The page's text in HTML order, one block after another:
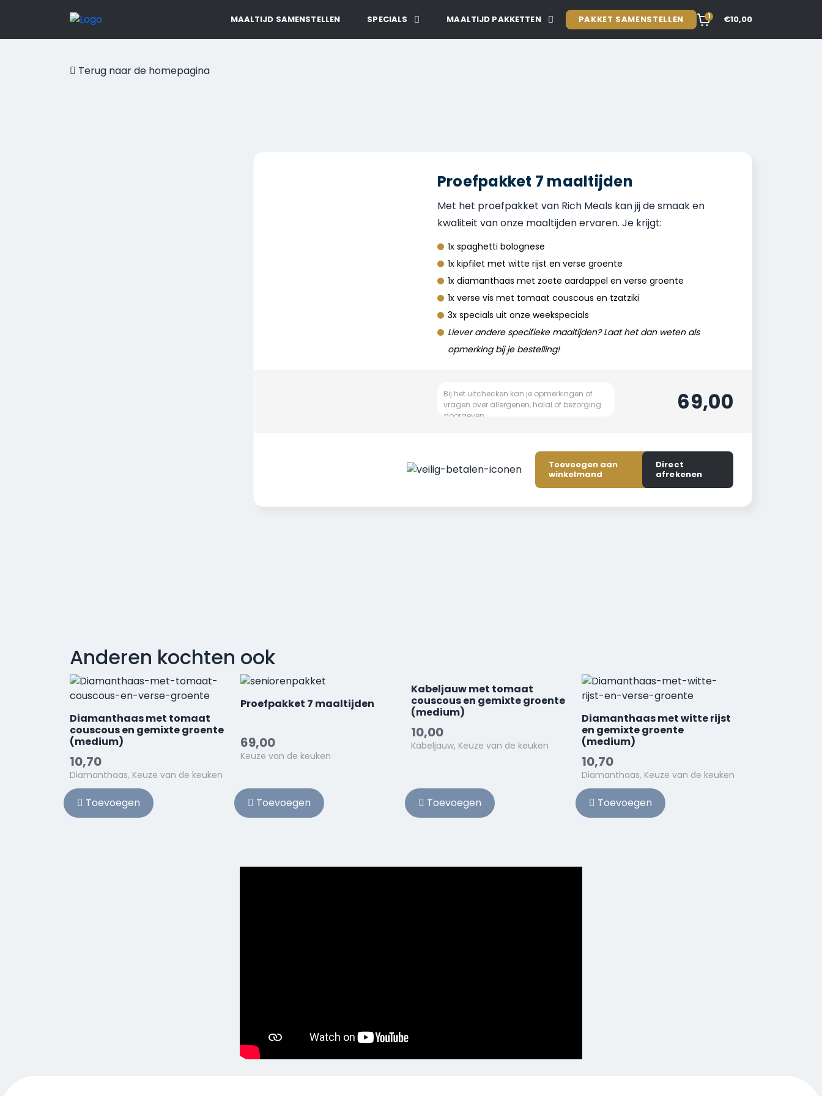
MAALTIJD SAMENSTELLEN SPECIALS MAALTIJD PAKKETTEN PAKKET SAMENSTELLEN 1 €10,00
Terug naar de homepagina
Proefpakket 7 maaltijden
Met het proefpakket van Rich Meals kan jij de smaak en
kwaliteit van onze maaltijden ervaren. Je krijgt:
1x spaghetti bolognese
1x kipfilet met witte rijst en verse groente
1x diamanthaas met zoete aardappel en verse groente
1x verse vis met tomaat couscous en tzatziki
3x specials uit onze weekspecials
Liever andere specifieke maaltijden? Laat het dan weten als
opmerking bij je bestelling!
69,00
Toevoegen aan
winkelmand
Direct
afrekenen
Anderen kochten ook
Diamanthaas met tomaat
couscous en gemixte groente
(medium)
10,70
Diamanthaas, Keuze van de keuken
Toevoegen
Proefpakket 7 maaltijden
69,00
Keuze van de keuken
Toevoegen
Kabeljauw met tomaat
couscous en gemixte groente
(medium)
10,00
Kabeljauw, Keuze van de keuken
Toevoegen
Diamanthaas met witte rijst
en gemixte groente
(medium)
10,70
Diamanthaas, Keuze van de keuken
Toevoegen